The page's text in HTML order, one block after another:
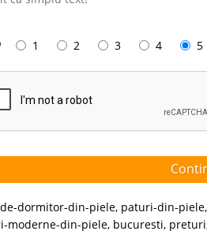
1 2 3 4 5
dormitor-din-piele, paturi-din-piele,
moderne-din-piele, bucuresti, preturi